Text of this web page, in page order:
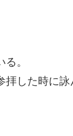
。
拝した時に詠